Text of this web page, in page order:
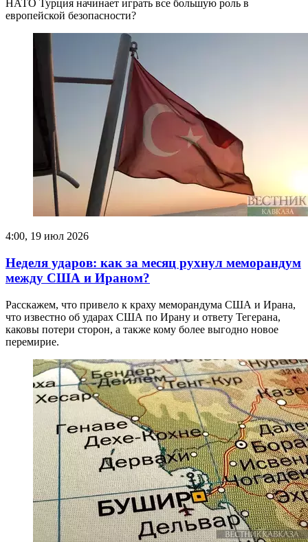
НАТО Турция начинает играть все большую роль в
европейской безопасности?
4:00, 19 июл 2026
Неделя ударов: как за месяц рухнул меморандум
между США и Ираном?
Расскажем, что привело к краху меморандума США и Ирана,
что известно об ударах США по Ирану и ответу Тегерана,
каковы потери сторон, а также кому более выгодно новое
перемирие.